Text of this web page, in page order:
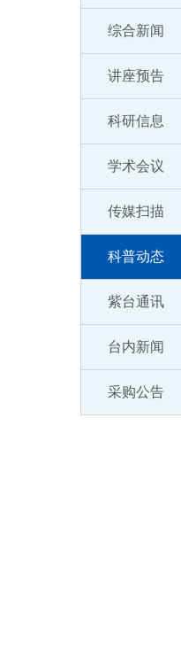
综合新闻
讲座预告
科研信息
学术会议
传媒扫描
科普动态
紫台通讯
台内新闻
采购公告